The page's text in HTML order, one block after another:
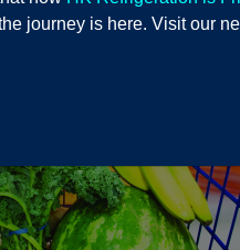
journey is here. Visit our